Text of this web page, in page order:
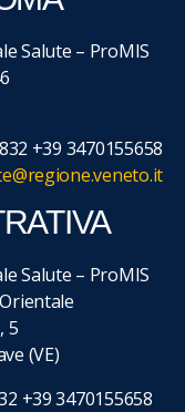
Salute – ProMIS
+39 3470155658
Salute – ProMIS
5
(VE)
+39 3470155658